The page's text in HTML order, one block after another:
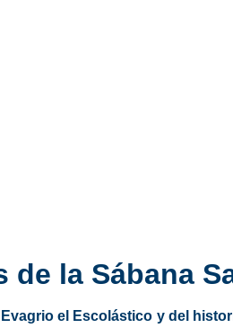
de la Sábana
el Escolástico y del